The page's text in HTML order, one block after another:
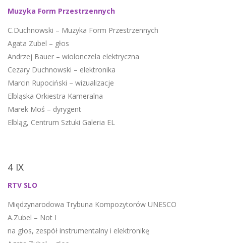
Muzyka Form Przestrzennych
C.Duchnowski – Muzyka Form Przestrzennych
Agata Zubel – głos
Andrzej Bauer – wiolonczela elektryczna
Cezary Duchnowski – elektronika
Marcin Rupociński – wizualizacje
Elbląska Orkiestra Kameralna
Marek Moś – dyrygent
Elbląg, Centrum Sztuki Galeria EL
4 IX
RTV SLO
Międzynarodowa Trybuna Kompozytorów UNESCO
A.Zubel – Not I
na głos, zespół instrumentalny i elektronikę